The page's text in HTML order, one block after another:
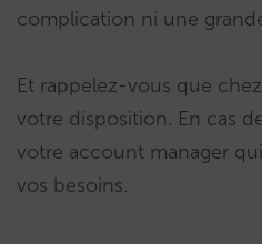
complication ni une
Et rappelez-vous que
votre disposition. En cas
votre account manager
vos besoins.